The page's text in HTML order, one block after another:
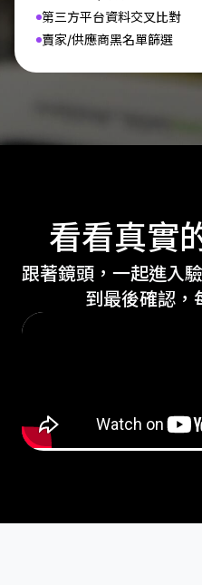
第三方平台資料交叉比對
賣家/供應商黑名單篩選
看看真實
跟著鏡頭，一起進入
到最後確認，